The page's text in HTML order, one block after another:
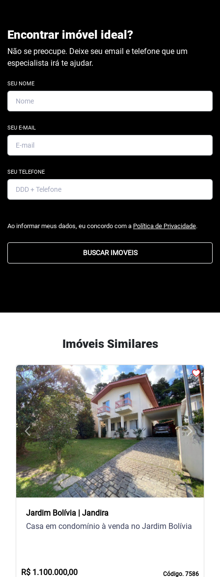
Encontrar imóvel ideal?
Não se preocupe. Deixe seu email e telefone que um
especialista irá te ajudar.
SEU NOME
SEU E-MAIL
SEU TELEFONE
Ao informar meus dados, eu concordo com a Política de Privacidade.
BUSCAR IMOVEIS
Imóveis Similares
arrow_back_iosPrevious arrow_forward_iosNext
Jardim Bolívia | Jandira
Código. 7586
Casa em condomínio à venda no Jardim Bolívia
R$ 1.100.000,00